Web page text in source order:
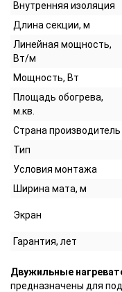
Внутренняя изоляция
Длина секции, м
Линейная мощность,
Вт/м
Мощность, Вт
Площадь обогрева,
м.кв.
Страна производитель
Тип
Условия монтажа
Ширина мата, м
Экран
Гарантия, лет
Двужильные
предназначены для